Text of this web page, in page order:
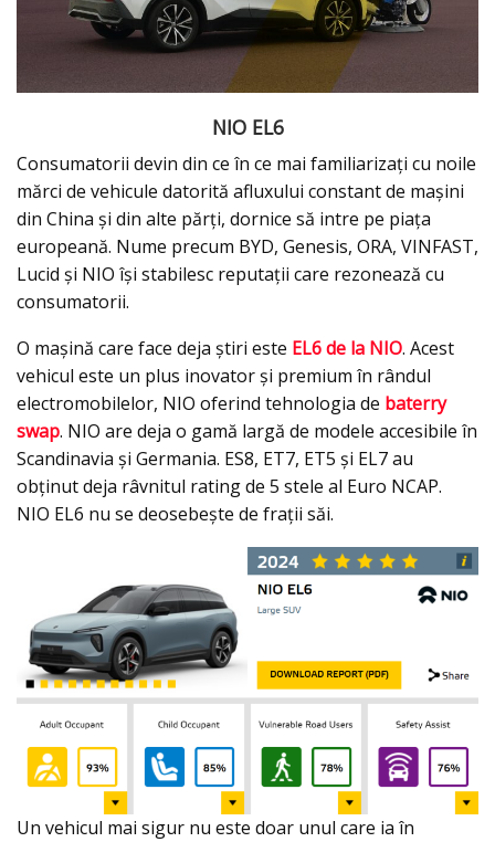
NIO EL6
Consumatorii devin din ce în ce mai familiarizați cu noile
mărci de vehicule datorită afluxului constant de mașini
din China și din alte părți, dornice să intre pe piața
europeană. Nume precum BYD, Genesis, ORA, VINFAST,
Lucid și NIO își stabilesc reputații care rezonează cu
consumatorii.
O mașină care face deja știri este EL6 de la NIO. Acest
vehicul este un plus inovator și premium în rândul
electromobilelor, NIO oferind tehnologia de baterry
swap. NIO are deja o gamă largă de modele accesibile în
Scandinavia și Germania. ES8, ET7, ET5 și EL7 au
obținut deja râvnitul rating de 5 stele al Euro NCAP.
NIO EL6 nu se deosebește de frații săi.
Un vehicul mai sigur nu este doar unul care ia în